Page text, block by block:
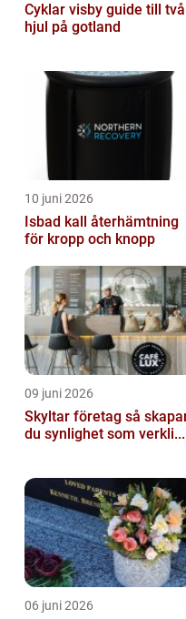
Cyklar visby guide till två
hjul på gotland
10 juni 2026
Isbad kall återhämtning
för kropp och knopp
09 juni 2026
Skyltar företag så skapar
du synlighet som verkli...
06 juni 2026